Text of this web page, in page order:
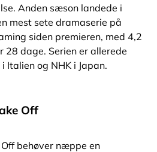
Anden sæson landede i
mest sete dramaserie på
siden premieren, med 4,2
28 dage. Serien er allerede
Italien og NHK i Japan.
Off
behøver næppe en